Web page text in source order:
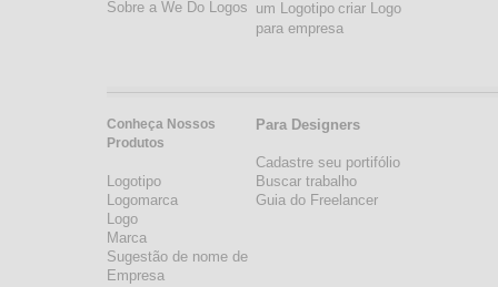
Sobre a We Do Logos
Conheça Nossos
Produtos
Logotipo
Logomarca
Logo
Marca
Sugestão de nome de
Empresa
um Logotipo criar Logo
para empresa
Para Designers
Cadastre seu portifólio
Buscar trabalho
Guia do Freelancer